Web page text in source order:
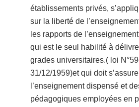
établissements privés,
sur la liberté de
les rapports de
qui est le seul habilité à
grades universitaires.( loi
31/12/1959)et qui doit
l’enseignement dispensé et
pédagogiques employées en